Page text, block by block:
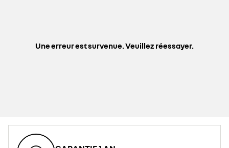
Une erreur est survenue. Veuillez réessayer.